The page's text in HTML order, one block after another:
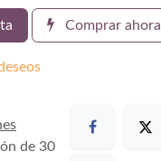
Comprar ahora
de 30